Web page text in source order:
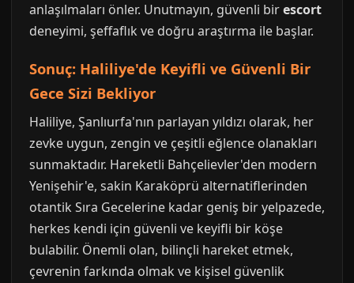
anlaşılmaları önler. Unutmayın, güvenli birescort
deneyimi, şeffaflık ve doğru araştırma ile başlar.
Sonuç: Haliliye'de Keyifli ve Güvenli Bir
Gece Sizi Bekliyor
Haliliye, Şanlıurfa'nın parlayan yıldızı olarak, her
zevke uygun, zengin ve çeşitli eğlence olanakları
sunmaktadır. Hareketli Bahçelievler'den modern
Yenişehir'e, sakin Karaköprü alternatiflerinden
otantik Sıra Gecelerine kadar geniş bir yelpazede,
herkes kendi için güvenli ve keyifli bir köşe
bulabilir. Önemli olan, bilinçli hareket etmek,
çevrenin farkında olmak ve kişisel güvenlik